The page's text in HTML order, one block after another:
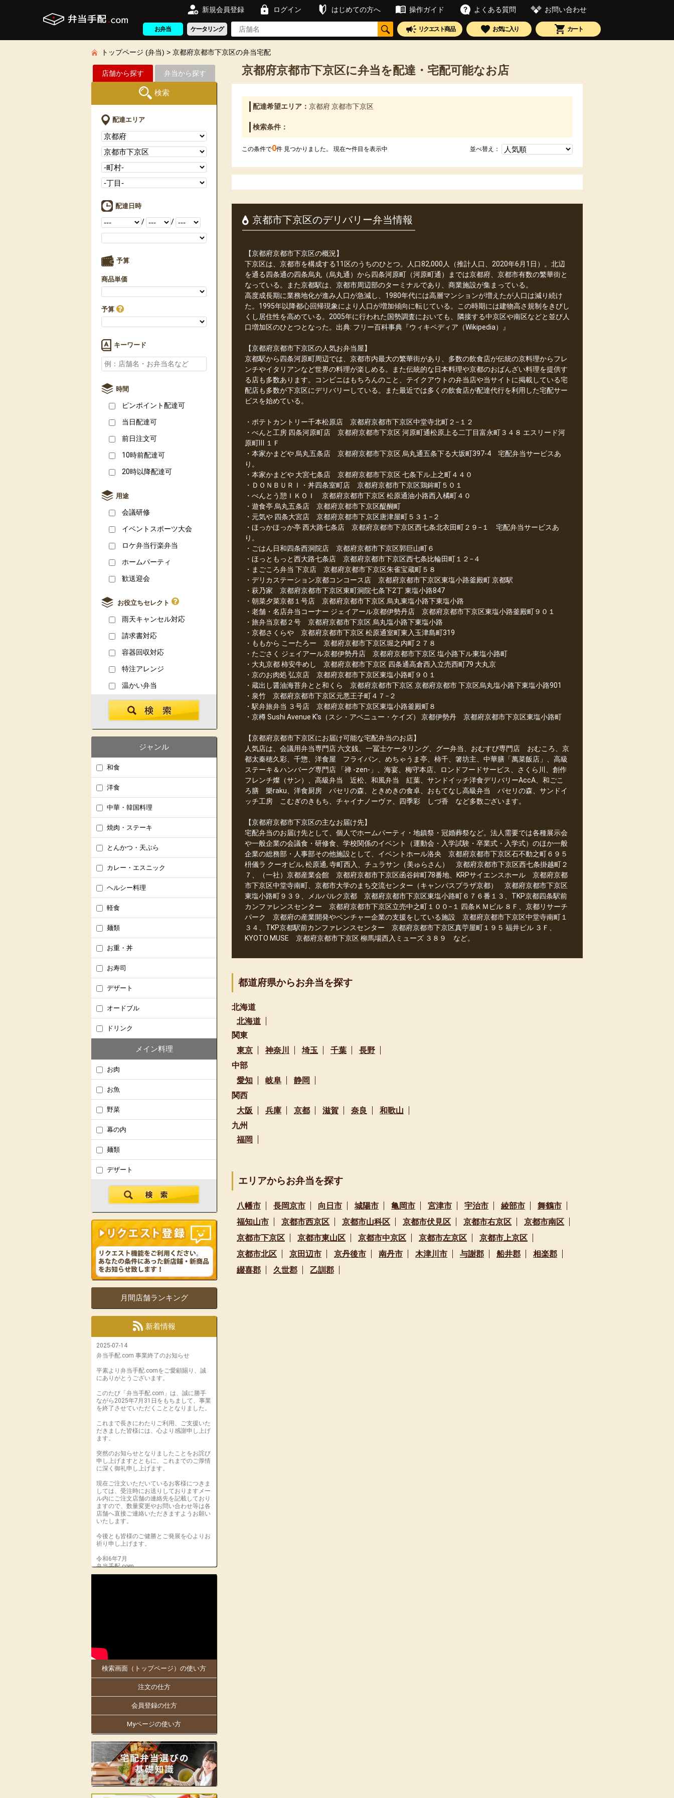
新規会員登録 ログイン はじめての方へ 操作ガイド よくある質問 お問い合わせ
お弁当 ケータリング リクエスト商品 お気に入り カート
トップページ (弁当) 京都府京都市下京区の弁当宅配
店舗から探す 弁当から探す
検索
配達エリア
配達日時
/ /
予算
商品単価
予算
キーワード
時間
ピンポイント配達可
当日配達可
前日注文可
10時前配達可
20時以降配達可
用途
会議研修
イベントスポーツ大会
ロケ弁当行楽弁当
ホームパーティ
歓送迎会
お役立ちセレクト
雨天キャンセル対応
請求書対応
容器回収対応
特注アレンジ
温かい弁当
ジャンル
和食
洋食
中華・韓国料理
焼肉・ステーキ
とんかつ・天ぷら
カレー・エスニック
ヘルシー料理
軽食
麺類
お重・丼
お寿司
デザート
オードブル
ドリンク
メイン料理
お肉
お魚
野菜
幕の内
麺類
デザート
月間店舗ランキング
新着情報
2025-07-14
弁当手配.com 事業終了のお知らせ
平素より弁当手配.comをご愛顧賜り、誠
にありがとうございます。
このたび「弁当手配.com」は、誠に勝手
ながら2025年7月31日をもちまして、事業
を終了させていただくこととなりました。
これまで長きにわたりご利用、ご支援いた
だきました皆様には、心より感謝申し上げ
ます。
突然のお知らせとなりましたことをお詫び
申し上げますとともに、これまでのご厚情
に深く御礼申し上げます。
現在ご注文いただいているお客様につきま
しては、受注時にお送りしておりますメー
ル内にご注文店舗の連絡先を記載しており
ますので、数量変更やお問い合わせ等は各
店舗へ直接ご連絡いただきますようお願い
いたします。
今後とも皆様のご健勝とご発展を心よりお
祈り申し上げます。
令和6年7月
弁当手配.com
伝統の味を大阪・京都でもお楽しみくださ
い。
大阪万博にも出店中!人気商品の「まねき
のえきそば」の出汁を隠し味に使ったり
と、「お料理のまねき」でしかできない味
め込んでおります。
姫路駅の駅弁をはじめ、地域の仕出しやロ
ケ弁、様々なお集りのお弁当などを手掛け
ています。
ある老舗の味をお楽しみいただけます。
見た目も美しく楽しいお弁当をご提供し、
皆様の会合に彩りをお届けします。
店舗詳細ページはこちらから!
検索画面（トップページ）の使い方
注文の仕方
会員登録の仕方
Myページの使い方
京都府京都市下京区に弁当を配達・宅配可能なお店
配達希望エリア： 京都府 京都市下京区
検索条件：
この条件で0件 見つかりました。 現在〜件目を表示中 並べ替え：
京都市下京区のデリバリー弁当情報
【京都府京都市下京区の概況】
下京区は、京都市を構成する11区のうちのひとつ。人口82,000人（推計人口、2020年6月1日）。北辺
を通る四条通の四条烏丸（烏丸通）から四条河原町（河原町通）までは京都府、京都市有数の繁華街と
なっている。また京都駅は、京都市周辺部のターミナルであり、商業施設が集まっている。
高度成長期に業務地化が進み人口が急減し、1980年代には高層マンションが増えたが人口は減り続け
た。1995年以降都心回帰現象により人口が増加傾向に転じている。この時期には建物高さ規制をきびし
くし居住性を高めている。2005年に行われた国勢調査においても、隣接する中京区や南区などと並び人
口増加区のひとつとなった。出典: フリー百科事典『ウィキペディア（Wikipedia）』
【京都府京都市下京区の人気お弁当屋】
京都駅から四条河原町周辺では、京都市内最大の繁華街があり、多数の飲食店が伝統の京料理からフレ
ンチやイタリアンなど世界の料理が楽しめる。また伝統的な日本料理や京都のおばんざい料理を提供す
る店も多数あります。コンビニはもちろんのこと、テイクアウトの弁当店や当サイトに掲載している宅
配店も多数が下京区にデリバリーしている。また最近では多くの飲食店が配達代行を利用した宅配サー
ビスを始めている。
・ポテトカントリー千本松原店 京都府京都市下京区中堂寺北町２−１２
・べんと工房 四条河原町店 京都府京都市下京区 河原町通松原上る二丁目富永町３４８ エスリード河
原町Ⅲ １Ｆ
・本家かまどや 烏丸五条店 京都府京都市下京区 烏丸通五条下る大坂町397-4 宅配弁当サービスあ
り。
・本家かまどや 大宮七条店 京都府京都市下京区 七条下ル上之町４４０
・ＤＯＮＢＵＲＩ・丼四条室町店 京都府京都市下京区鶏鉾町５０１
・べんとう憩ＩＫＯＩ 京都府京都市下京区 松原通油小路西入橘町４０
・遊食亭 烏丸五条店 京都府京都市下京区醍醐町
・元気や 四条大宮店 京都府京都市下京区唐津屋町５３１−２
・ほっかほっか亭 西大路七条店 京都府京都市下京区西七条北衣田町２９−１ 宅配弁当サービスあ
り。
・ごはん日和四条西洞院店 京都府京都市下京区郭巨山町６
・ほっともっと西大路七条店 京都府京都市下京区西七条比輪田町１２−４
・まごころ弁当 下京店 京都府京都市下京区朱雀宝蔵町５８
・デリカステーション京都コンコース店 京都府京都市下京区東塩小路釜殿町 京都駅
・萩乃家 京都府京都市下京区東町洞院七条下2丁 東塩小路847
・朝菜夕菜京都１号店 京都府京都市下京区 烏丸東塩小路下東塩小路
・老舗・名店弁当コーナー ジェイアール京都伊勢丹店 京都府京都市下京区東塩小路釜殿町９０１
・旅弁当京都２号 京都府京都市下京区 烏丸塩小路下東塩小路
・京都さくらや 京都府京都市下京区 松原通室町東入玉津島町319
・ももから こーたろー 京都府京都市下京区堀之内町２７８
・たごさく ジェイアール京都伊勢丹店 京都府京都市下京区 塩小路下ル東塩小路町
・大丸京都 柿安牛めし 京都府京都市下京区 四条通高倉西入立売西町79 大丸京
・京のお肉処 弘京店 京都府京都市下京区東塩小路町９０１
・蔵出し醤油海苔弁とと和くら 京都府京都市下京区 京都府京都市 下京区烏丸塩小路下東塩小路901
・泉竹 京都府京都市下京区元悪王子町４７−２
・駅弁旅弁当 ３号店 京都府京都市下京区東塩小路釜殿町８
・京樽 Sushi Avenue K's（スシ・アベニュー・ケイズ） 京都伊勢丹 京都府京都市下京区東塩小路町
【京都府京都市下京区にお届け可能な宅配弁当のお店】
人気店は、会議用弁当専門店 六文銭、一冨士ケータリング、グー弁当、おむすび専門店 おむころ、京
都太秦穂久彩、千惣、洋食屋 フライパン、めちゃうま亭、柿千、箸坊主、中華膳「萬菜飯店」、高級
ステーキ＆ハンバーグ専門店 「禅 -zen-」、海宴、梅守本店、ロンドフードサービス、さくら川、創作
フレンチ燦（サン）、高級弁当 近松、和風弁当 紅葉、サンドイッチ洋食デリバリーAccA、和ごこ
ろ膳 樂raku、洋食厨房 パセリの森、ときめきの食卓、おもてなし高級弁当 パセリの森、サンドイ
ッチ工房 こむぎのきもち、チャイナノーヴァ、四季彩 しづ香 など多数ございます。
【京都府京都市下京区の主なお届け先】
宅配弁当のお届け先として、個人でホームパーティ・地鎮祭・冠婚葬祭など。法人需要では各種展示会
や一般企業の会議食・研修食、学校関係のイベント（運動会・入学試験・卒業式・入学式）のほか一般
企業の総務部・人事部その他施設として、イベントホール洛央 京都府京都市下京区石不動之町６９５
枡儀ラ クーオビル, 松原通, 寺町西入、チュラサン（美ゅらさん） 京都府京都市下京区西七条掛越町２
７、（一社）京都産業会館 京都府京都市下京区函谷鉾町78番地、KRPサイエンスホール 京都府京都
市下京区中堂寺南町、京都市大学のまち交流センター（キャンパスプラザ京都） 京都府京都市下京区
東塩小路町９３９、メルパルク京都 京都府京都市下京区東塩小路町６７６番１３、TKP京都四条駅前
カンファレンスセンター 京都府京都市下京区立売中之町１００−１ 四条ＫＭビル ８Ｆ、京都リサーチ
パーク 京都府の産業開発やベンチャー企業の支援をしている施設 京都府京都市下京区中堂寺南町１
３４、TKP京都駅前カンファレンスセンター 京都府京都市下京区真苧屋町１９５ 福井ビル ３Ｆ、
KYOTO MUSE 京都府京都市下京区 柳馬場西入ミューズ ３８９ など。
都道府県からお弁当を探す
北海道
北海道
関東
東京 神奈川 埼玉 千葉 長野
中部
愛知 岐阜 静岡
関西
大阪 兵庫 京都 滋賀 奈良 和歌山
九州
福岡
エリアからお弁当を探す
八幡市 長岡京市 向日市 城陽市 亀岡市 宮津市 宇治市 綾部市
舞鶴市
福知山市
京都市西京区 京都市山科区 京都市伏見区 京都市右京区
京都市南区
京都市下京区
京都市東山区 京都市中京区 京都市左京区
京都市上京区
京都市北区
京田辺市 京丹後市 南丹市 木津川市 与謝郡 船井郡
相楽郡
綴喜郡
久世郡 乙訓郡